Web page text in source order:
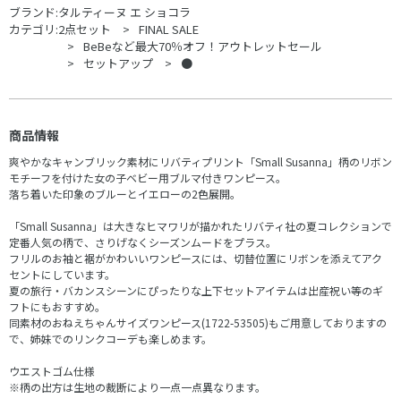
ブランド:タルティーヌ エ ショコラ
カテゴリ:2点セット
FINAL SALE
BeBeなど最大70％オフ！アウトレットセール
セットアップ
●
商品情報
爽やかなキャンブリック素材にリバティプリント「Small Susanna」柄のリボン
モチーフを付けた女の子ベビー用ブルマ付きワンピース。
落ち着いた印象のブルーとイエローの2色展開。
「Small Susanna」は大きなヒマワリが描かれたリバティ社の夏コレクションで
定番人気の柄で、さりげなくシーズンムードをプラス。
フリルのお袖と裾がかわいいワンピースには、切替位置にリボンを添えてアク
セントにしています。
夏の旅行・バカンスシーンにぴったりな上下セットアイテムは出産祝い等のギ
フトにもおすすめ。
同素材のおねえちゃんサイズワンピース(1722-53505)もご用意しておりますの
で、姉妹でのリンクコーデも楽しめます。
ウエストゴム仕様
※柄の出方は生地の裁断により一点一点異なります。